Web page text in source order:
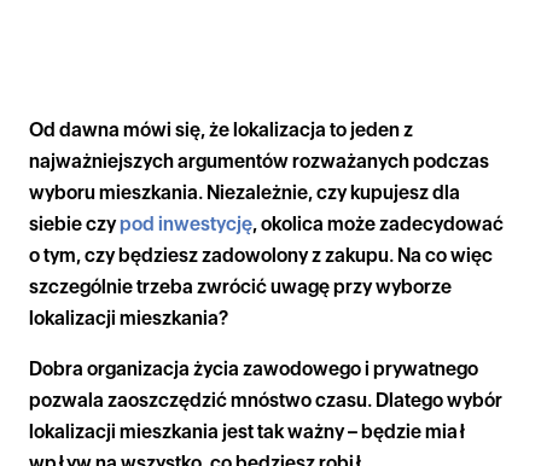
Od dawna mówi się, że lokalizacja to jeden z
najważniejszych argumentów rozważanych podczas
wyboru mieszkania. Niezależnie, czy kupujesz dla
siebie czypod inwestycję, okolica może zadecydować
o tym, czy będziesz zadowolony z zakupu. Na co więc
szczególnie trzeba zwrócić uwagę przy wyborze
lokalizacji mieszkania?
Dobra organizacja życia zawodowego i prywatnego
pozwala zaoszczędzić mnóstwo czasu. Dlatego wybór
lokalizacji mieszkania jest tak ważny – będzie miał